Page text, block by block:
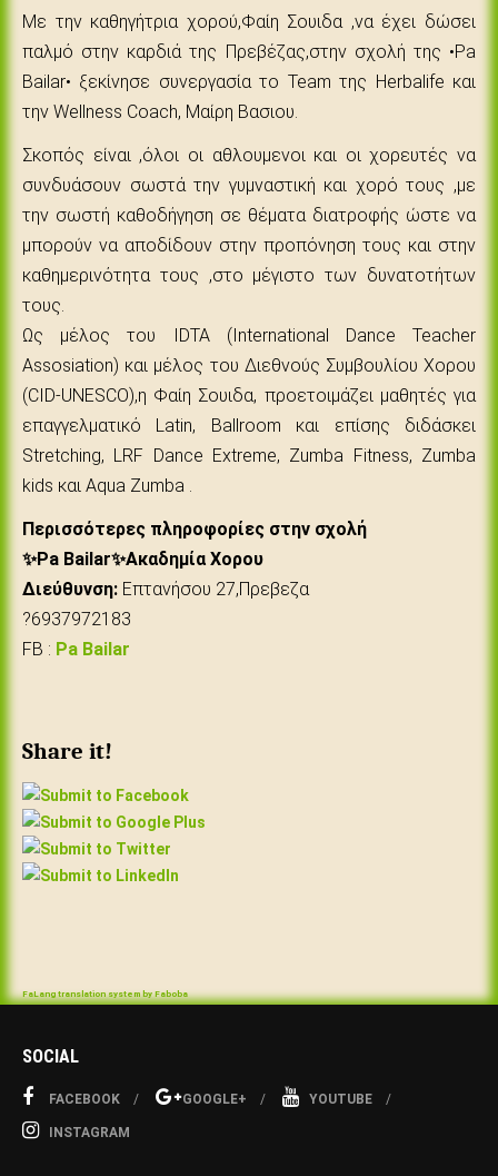
Με την καθηγήτρια χορού,Φαίη Σουιδα ,να έχει δώσει
παλμό στην καρδιά της Πρεβέζας,στην σχολή της •Pa
Bailar• ξεκίνησε συνεργασία το Team της Herbalife και
την Wellness Coach, Μαίρη Βασιου.
Σκοπός είναι ,όλοι οι αθλουμενοι και οι χορευτές να
συνδυάσουν σωστά την γυμναστική και χορό τους ,με
την σωστή καθοδήγηση σε θέματα διατροφής ώστε να
μπορούν να αποδίδουν στην προπόνηση τους και στην
καθημερινότητα τους ,στο μέγιστο των δυνατοτήτων
τους.
Ως μέλος του IDTA (International Dance Teacher
Assosiation) και μέλος του Διεθνούς Συμβουλίου Χορου
(CID-UNESCO),η Φαίη Σουιδα, προετοιμάζει μαθητές για
επαγγελματικό Latin, Ballroom και επίσης διδάσκει
Stretching, LRF Dance Extreme, Zumba Fitness, Zumba
kids και Aqua Zumba .
Περισσότερες πληροφορίες στην σχολή
✨Pa Bailar✨Ακαδημία Χορου
Διεύθυνση: Επτανήσου 27,Πρεβεζα
?6937972183
FB : Pa Bailar
Share it!
FaLang translation system by Faboba
SOCIAL
FACEBOOK GOOGLE+ YOUTUBE
INSTAGRAM